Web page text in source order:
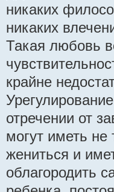
никаких
никаких
Такая любовь
крайне
отречении от
могут иметь
жениться и
облагородить